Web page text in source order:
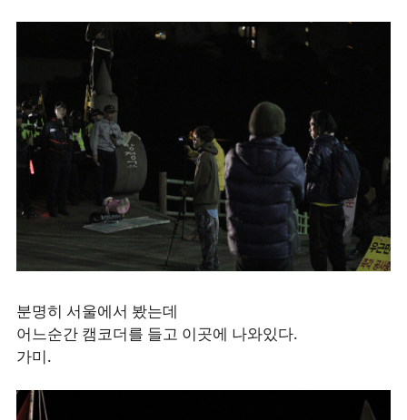
분명히 서울에서 봤는데
어느순간 캠코더를 들고 이곳에 나와있다.
가미.